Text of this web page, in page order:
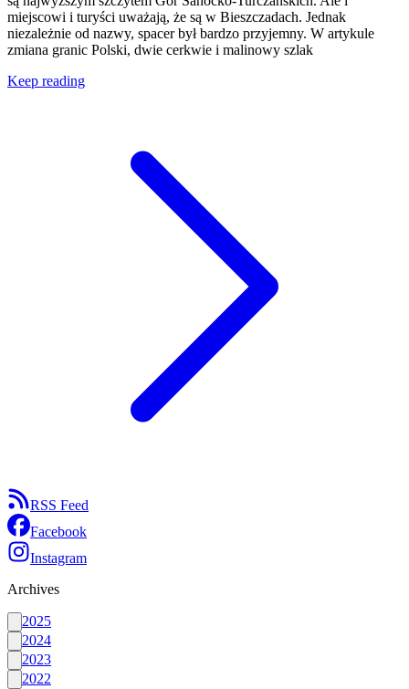
miejscowi i turyści uważają, że są w Bieszczadach. Jednak
niezależnie od nazwy, spacer był bardzo przyjemny. W artykule
zmiana granic Polski, dwie cerkwie i malinowy szlak
Keep reading
RSS Feed
Facebook
Instagram
Archives
2025
2024
2023
2022